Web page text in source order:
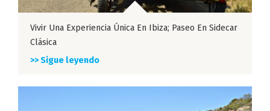
Vivir Una Experiencia Única En Ibiza; Paseo En Sidecar
Clásica
>> Sigue leyendo